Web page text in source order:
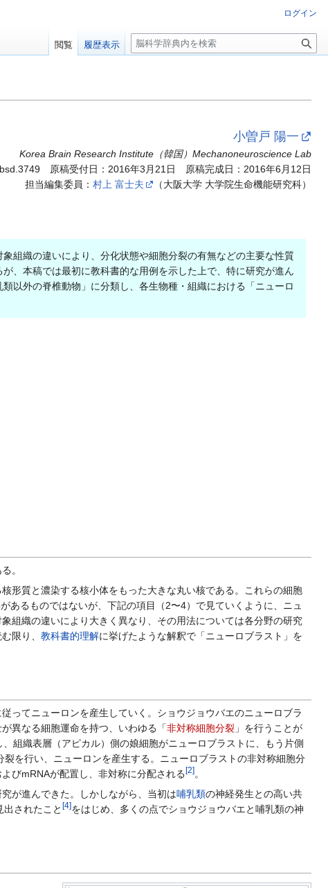
小曽戸 陽一
Korea Brain Research Institute（韓国）Mechanoneuroscience Lab
原稿受付日：2016年3月21日 原稿完成日：2016年6月12日
担当編集委員： 村上 富士夫
（大阪大学 大学院生命機能研究科）
組織の違いにより、分化状態や細胞分裂の有無などの主要な性質
、本稿では最初に教科書的な用例を示した上で、特に研究が進ん
以外の脊椎動物」に分類し、各生物種・組織における「ニューロ
。
形質と濃染する核小体をもった大きな丸い核である。これらの細胞
あるものではないが、下記の項目（2〜4）で見ていくように、ニュ
組織の違いにより大きく異なり、その用法については各分野の研究
限り、 教科書的理解に挙げたような解釈で「ニューロブラスト」を
ってニューロンを産生していく。ショウジョウバエのニューロブラ
が異なる細胞運命を持つ、いわゆる「非対称細胞分裂 」を行うことが
組織表層（アピカル）側の娘細胞がニューロブラストに、もう片側
を行い、ニューロンを産生する。ニューロブラストの非対称細胞分
びmRNAが配置し、非対称に分配される [2] 。
が進んできた。しかしながら、当初は哺乳類の神経発生との高い共
されたこと [4]をはじめ、多くの点でショウジョウバエと哺乳類の神
ログイン
閲覧 履歴表示
検
索